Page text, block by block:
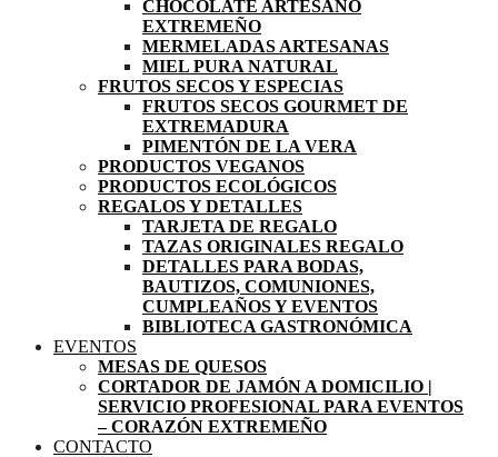
CHOCOLATE ARTESANO
EXTREMEÑO
MERMELADAS ARTESANAS
MIEL PURA NATURAL
FRUTOS SECOS Y ESPECIAS
FRUTOS SECOS GOURMET DE
EXTREMADURA
PIMENTÓN DE LA VERA
PRODUCTOS VEGANOS
PRODUCTOS ECOLÓGICOS
REGALOS Y DETALLES
TARJETA DE REGALO
TAZAS ORIGINALES REGALO
DETALLES PARA BODAS,
BAUTIZOS, COMUNIONES,
CUMPLEAÑOS Y EVENTOS
BIBLIOTECA GASTRONÓMICA
EVENTOS
MESAS DE QUESOS
CORTADOR DE JAMÓN A DOMICILIO |
SERVICIO PROFESIONAL PARA EVENTOS
– CORAZÓN EXTREMEÑO
CONTACTO